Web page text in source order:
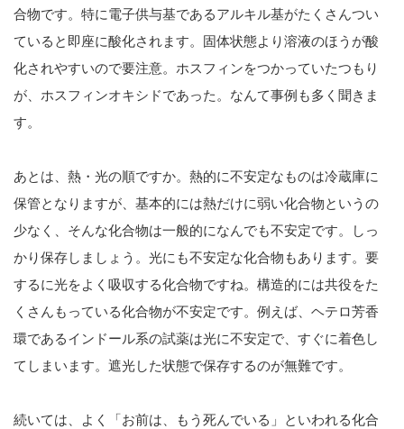
合物です。特に電子供与基であるアルキル基がたくさんつい
ていると即座に酸化されます。固体状態より溶液のほうが酸
化されやすいので要注意。ホスフィンをつかっていたつもり
が、ホスフィンオキシドであった。なんて事例も多く聞きま
す。
あとは、熱・光の順ですか。熱的に不安定なものは冷蔵庫に
保管となりますが、基本的には熱だけに弱い化合物というの
少なく、そんな化合物は一般的になんでも不安定です。しっ
かり保存しましょう。光にも不安定な化合物もあります。要
するに光をよく吸収する化合物ですね。構造的には共役をた
くさんもっている化合物が不安定です。例えば、ヘテロ芳香
環であるインドール系の試薬は光に不安定で、すぐに着色し
てしまいます。遮光した状態で保存するのが無難です。
続いては、よく「お前は、もう死んでいる」といわれる化合